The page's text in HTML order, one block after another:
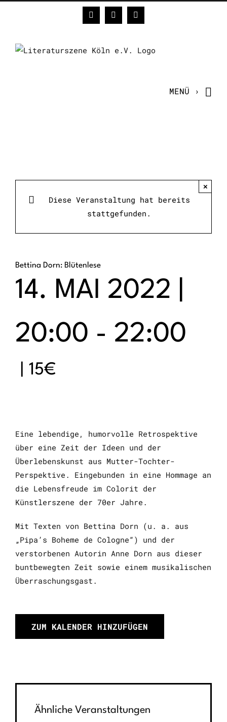
FacebookInstagram
E-
Mail
Diese Veranstaltung hat bereits
stattgefunden.
×
Bettina Dorn: Blütenlese
14. MAI 2022 |
20:00 - 22:00
15€
Eine lebendige, humorvolle Retrospektive
über eine Zeit der Ideen und der
Überlebenskunst aus Mutter-Tochter-
Perspektive. Eingebunden in eine Hommage an
die Lebensfreude im Colorit der
Künstlerszene der 70er Jahre.
Mit Texten von Bettina Dorn (u. a. aus
„Pipa’s Boheme de Cologne“) und der
verstorbenen Autorin Anne Dorn aus dieser
buntbewegten Zeit sowie einem musikalischen
Überraschungsgast.
ZUM KALENDER HINZUFÜGEN
Ähnliche Veranstaltungen